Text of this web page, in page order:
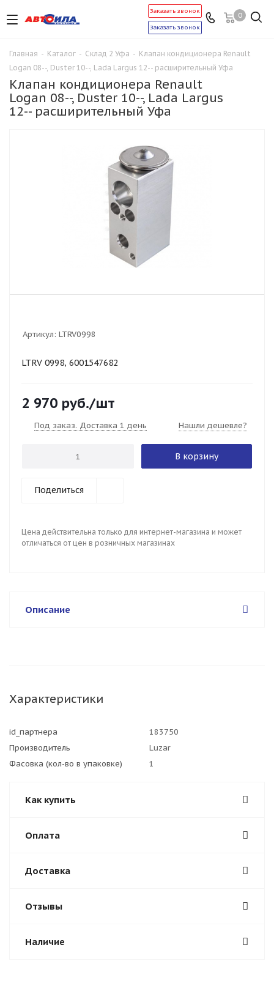
0
Заказать звонок
Заказать звонок
Главная - Каталог - Склад 2 Уфа - Клапан кондиционера Renault
Logan 08--, Duster 10--, Lada Largus 12-- расширительный Уфа
Клапан кондиционера Renault
Logan 08--, Duster 10--, Lada Largus
12-- расширительный Уфа
Артикул: LTRV0998
LTRV 0998, 6001547682
2 970 руб./шт
Под заказ. Доставка 1 день Нашли дешевле?
В корзину
Поделиться
Цена действительна только для интернет-магазина и может
отличаться от цен в розничных магазинах
Описание
Характеристики
id_партнера
183750
Производитель
Luzar
Фасовка (кол-во в упаковке)
1
Как купить
Оплата
Доставка
Отзывы
Наличие